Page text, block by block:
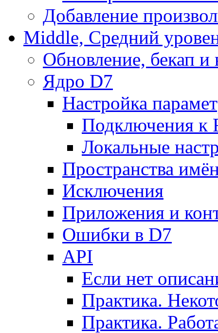
Добавление
Middle, Средний
Обновление, бекап и
Ядро D7
Настройка
Подключения к
Локальные
Пространства
Исключения
Приложения и
Ошибки в D7
API
Если нет
Практика.
Практика.